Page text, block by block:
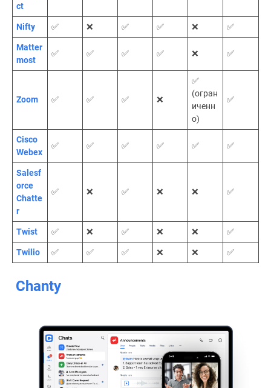
ct
Nifty ✅ ❌ ✅ ✅ ❌ ✅
Matter
most
✅ ✅ ✅ ✅ ❌ ✅
Zoom ✅ ✅ ✅ ❌
✅
(огран
иченн
о)
✅
Cisco
Webex
✅ ✅ ✅ ✅ ✅ ✅
Salesf
orce
Chatte
r
✅ ❌ ✅ ❌ ❌ ✅
Twist ✅ ❌ ✅ ❌ ❌ ✅
Twilio ✅ ✅ ✅ ❌ ❌ ✅
Chanty